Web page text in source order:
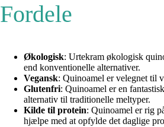
Fordele
Økologisk: Urtekram økologisk
end konventionelle alternativer.
Vegansk: Quinoamel er velegnet til
Glutenfri: Quinoamel er en
alternativ til traditionelle meltyper.
Kilde til protein: Quinoamel er rig
hjælpe med at opfylde det daglige